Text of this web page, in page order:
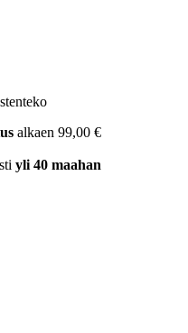
alkaen 99,00 €
yli 40 maahan